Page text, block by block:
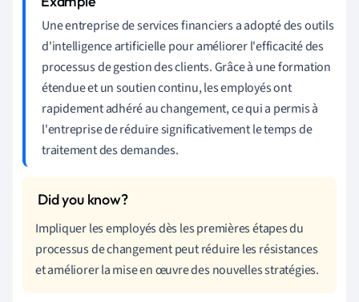
Une entreprise de services financiers a adopté des outils
d'intelligence artificielle pour améliorer l'efficacité des
processus de gestion des clients. Grâce à une formation
étendue et un soutien continu, les employés ont
rapidement adhéré au changement, ce qui a permis à
l'entreprise de réduire significativement le temps de
traitement des demandes.
Impliquer les employés dès les premières étapes du
processus de changement peut réduire les résistances
et améliorer la mise en œuvre des nouvelles stratégies.